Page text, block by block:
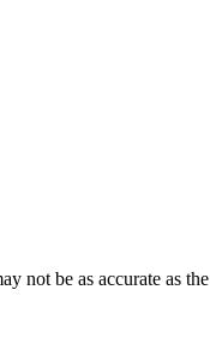
not be as accurate as the